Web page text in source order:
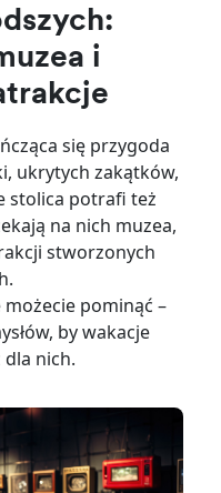
i
się przygoda
ukrytych zakątków,
stolica potrafi też
na nich muzea,
stworzonych
pominąć –
by wakacje
dla nich.